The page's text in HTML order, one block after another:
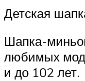
Детская
Шапка-
любимых
и до 102 лет.